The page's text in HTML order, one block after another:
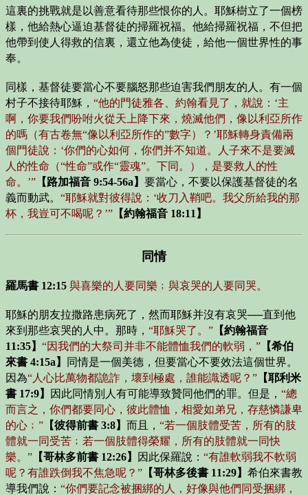
這裏的挑戰就是以善意看待那些恨你的人。耶穌樹立了一個榜
樣，他給熱心逼迫基督徒的掃羅祝福。他給掃羅祝福，不但把
他帶到使人得救的信裏，還立他為使徒，給他一個世界性的事
奉。
同樣，基督徒要當心不要腦怒那些迫害我們朋友的人。有一個
村子不接待耶穌， “他的門徒雅各、約翰看見了，就說： ‘主
啊，你要我們吩咐火從天上降下來，燒滅他們，像以利亞所作
的嗎（有古卷無“像以利亞所作的”數字）？’耶穌轉身責備兩
個門徒說： ‘你們的心如何，你們并不知道。人子來不是要滅
人的性命（“性命”或作“靈魂”。下同。），是要救人的性
命。’” 【路加福音 9:54-56a】 要當心，不要以保護基督徒的名
義而動武。 “耶穌就對彼得說：‘收刀入鞘吧。我父所給我的那
杯，我豈可不喝呢？’” 【約翰福音 18:11】
同情
羅馬書 12:15 與喜樂的人要同樂﹔與哀哭的人要同哭。
耶穌的朋友拉撒路患病死了，然而耶穌并沒有哀哭──直到他
來到那些哀哭的人中。那時， “耶穌哭了。” 【約翰福音
11:35】 “因我們的大祭司并非不能體恤我們的軟弱，” 【希伯
來書 4:15a】
同情是一個美德，但要當心不要效法這個世界。
因為“人心比萬物都詭詐，壞到極處，誰能識透呢？” 【耶利米
書 17:9】
因此同情別人有可能導致贊同他們的罪。但是， “總
而言之，你們都要同心，彼此體恤，相愛如弟兄，存慈憐謙卑
的心﹔” 【彼得前書 3:8】 而且， “若一個肢體受苦，所有的肢
體就一同受苦﹔若一個肢體得榮耀，所有的肢體就一同快
樂。” 【哥林多前書 12:26】 因此保羅說： “有誰軟弱我不軟弱
呢？有誰跌倒我不焦急呢？” 【哥林多後書 11:29】 希伯來書教
導我們說： “你們要記念被捆綁的人，好像與他們同受捆綁，